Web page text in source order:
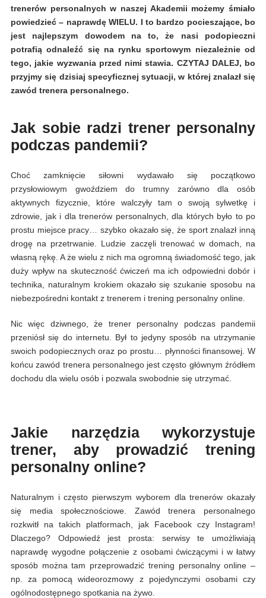
trenerów personalnych w naszej Akademii możemy śmiało
powiedzieć – naprawdę WIELU. I to bardzo pocieszające, bo
jest najlepszym dowodem na to, że nasi podopieczni
potrafią odnaleźć się na rynku sportowym niezależnie od
tego, jakie wyzwania przed nimi stawia. CZYTAJ DALEJ, bo
przyjmy się dzisiaj specyficznej sytuacji, w której znalazł się
zawód trenera personalnego.
Jak sobie radzi trener personalny
podczas pandemii?
Choć zamknięcie siłowni wydawało się początkowo
przysłowiowym gwoździem do trumny zarówno dla osób
aktywnych fizycznie, które walczyły tam o swoją sylwetkę i
zdrowie, jak i dla trenerów personalnych, dla których było to po
prostu miejsce pracy… szybko okazało się, że sport znalazł inną
drogę na przetrwanie. Ludzie zaczęli trenować w domach, na
własną rękę. A że wielu z nich ma ogromną świadomość tego, jak
duży wpływ na skuteczność ćwiczeń ma ich odpowiedni dobór i
technika, naturalnym krokiem okazało się szukanie sposobu na
niebezpośredni kontakt z trenerem i trening personalny online.
Nic więc dziwnego, że trener personalny podczas pandemii
przeniósł się do internetu. Był to jedyny sposób na utrzymanie
swoich podopiecznych oraz po prostu… płynności finansowej. W
końcu zawód trenera personalnego jest często głównym źródłem
dochodu dla wielu osób i pozwala swobodnie się utrzymać.
Jakie narzędzia wykorzystuje
trener, aby prowadzić trening
personalny online?
Naturalnym i często pierwszym wyborem dla trenerów okazały
się media społecznościowe. Zawód trenera personalnego
rozkwitł na takich platformach, jak Facebook czy Instagram!
Dlaczego? Odpowiedź jest prosta: serwisy te umożliwiają
naprawdę wygodne połączenie z osobami ćwiczącymi i w łatwy
sposób można tam przeprowadzić trening personalny online –
np. za pomocą wideorozmowy z pojedynczymi osobami czy
ogólnodostępnego spotkania na żywo.